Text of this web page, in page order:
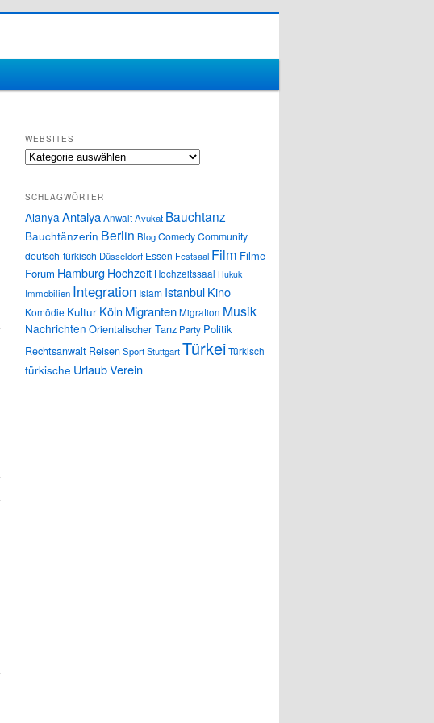
WEBSITES
Websites
SCHLAGWÖRTER
Alanya AntalyaAnwaltAvukat Bauchtanz
Bauchtänzerin Berlin BlogComedyCommunity
deutsch-türkisch Düsseldorf Essen Festsaal Film Filme
Forum Hamburg Hochzeit Hochzeitssaal Hukuk
Immobilien Integration Islam IstanbulKino
Komödie Kultur Köln MigrantenMigration Musik
Nachrichten Orientalischer Tanz Party Politik
Rechtsanwalt ReisenSportStuttgartTürkeiTürkisch
türkische UrlaubVerein